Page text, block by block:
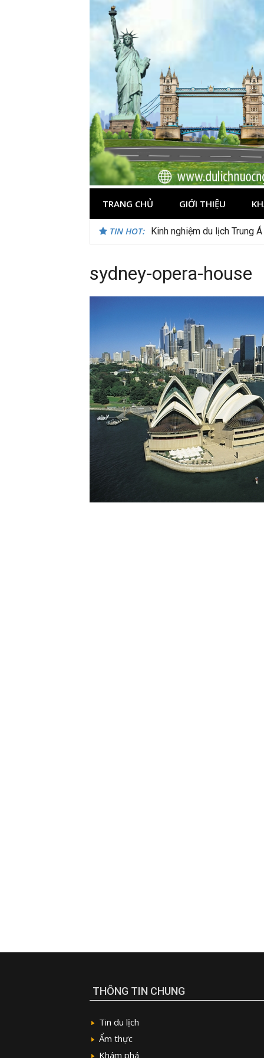
TRANG CHỦ GIỚI THIỆU
TIN HOT: Kinh nghiệm du lịch Trung
Du lịch Maldives – Lần
sydney-opera-house
THÔNG TIN CHUNG
Tin du lịch
Ẩm thực
Khám phá